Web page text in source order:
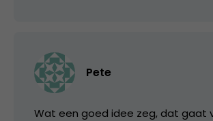
Pete
Wat een goed idee zeg, dat gaat